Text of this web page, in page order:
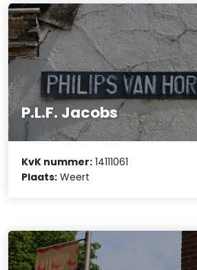
P.L.F. Jacobs
KvK nummer: 14111061
Plaats: Weert